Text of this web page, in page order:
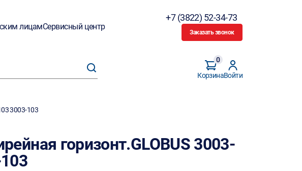
лицамСервисный центр
+7 (3822) 52-34-73
Заказать звонок
Корзина
0
Войти
3003-103
горизонт.GLOBUS 3003-